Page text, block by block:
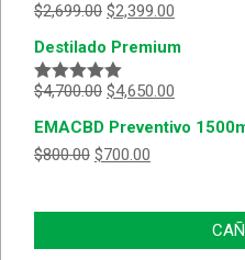
Valorado
5
$2,699.00 $2,399.00
Destilado Premium
Valorado
5
$4,700.00 $4,650.00
EMACBD Preventivo
$800.00 $700.00